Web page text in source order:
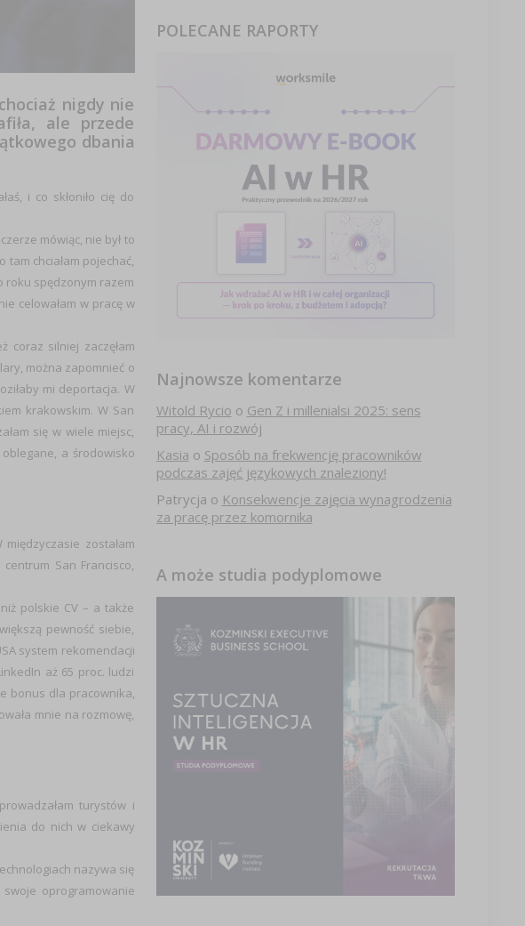
nigdy nie
ale przede
dbania
i co skłoniło cię do
mówiąc, nie był to
tam chciałam pojechać,
roku spędzonym razem
celowałam w pracę w
coraz silniej zaczęłam
można zapomnieć o
mi deportacja. W
krakowskim. W San
się w wiele miejsc,
a środowisko
zostałam
San Francisco,
polskie CV – a także
pewność siebie,
system rekomendacji
aż 65 proc. ludzi
bonus dla pracownika,
mnie na rozmowę,
turystów i
do nich w ciekawy
nazywa się
oprogramowanie
POLECANE RAPORTY
Najnowsze komentarze
Witold Rycio o Gen Z i millenialsi 2025: sens
pracy, AI i rozwój
Kasia o Sposób na frekwencję pracowników
podczas zajęć językowych znaleziony!
Patrycja o Konsekwencje zajęcia wynagrodzenia
za pracę przez komornika
A może studia podyplomowe